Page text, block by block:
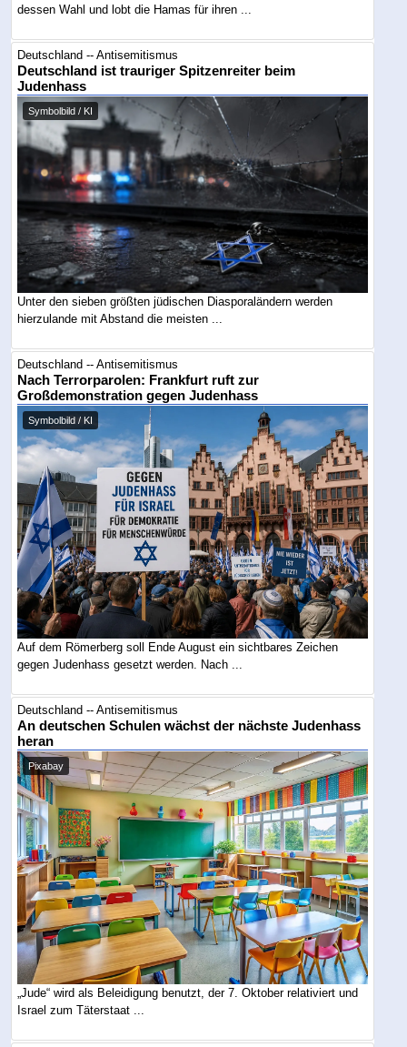
dessen Wahl und lobt die Hamas für ihren ...
Deutschland -- Antisemitismus
Deutschland ist trauriger Spitzenreiter beim
Judenhass
Symbolbild / KI
Unter den sieben größten jüdischen Diasporaländern werden
hierzulande mit Abstand die meisten ...
Deutschland -- Antisemitismus
Nach Terrorparolen: Frankfurt ruft zur
Großdemonstration gegen Judenhass
Symbolbild / KI
Auf dem Römerberg soll Ende August ein sichtbares Zeichen
gegen Judenhass gesetzt werden. Nach ...
Deutschland -- Antisemitismus
An deutschen Schulen wächst der nächste Judenhass
heran
Pixabay
„Jude“ wird als Beleidigung benutzt, der 7. Oktober relativiert und
Israel zum Täterstaat ...